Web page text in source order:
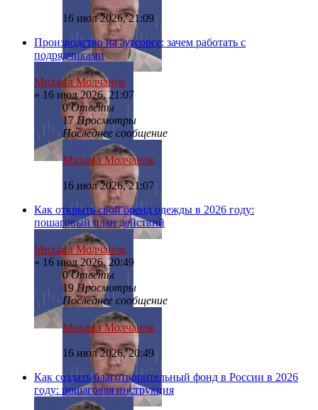
16 июл 2026, 21:09
Производство на аутсорсе: зачем работать с
подрядчиками
Михаил Молчанов
» 16 июл 2026, 21:07
0Ответы
17Просмотры
Последнее сообщение
Михаил Молчанов
16 июл 2026, 21:07
Как открыть свой бренд одежды в 2026 году:
пошаговый план действий
Михаил Молчанов
» 16 июл 2026, 20:49
0Ответы
19Просмотры
Последнее сообщение
Михаил Молчанов
16 июл 2026, 20:49
Как создать благотворительный фонд в России в 2026
году: пошаговая инструкция